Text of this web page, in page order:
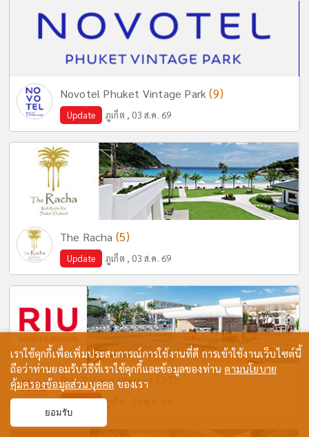
Novotel Phuket Vintage Park(9)
Update ภูเก็ต , 03 ส.ค. 69
The Racha (5)
Update ภูเก็ต , 03 ส.ค. 69
RIU Palace Phuket (27)
Update ภูเก็ต , 04 ส.ค. 69
เราใช้คุกกี้เพื่อเพิ่มประสบการณ์การใช้งานที่ดี การเข้าใช้งานเว็บไซต์นี้
ถือว่าท่านยอมรับวิธีที่เราใช้คุกกี้และข้อมูลของท่านตามนโยบาย
คุ้มครองข้อมูลส่วนบุคคล ของเรา
ยอมรับ